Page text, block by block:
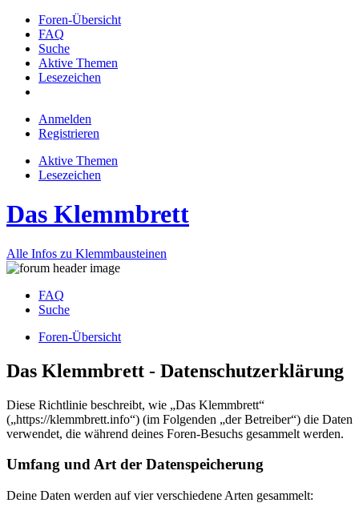
Foren-Übersicht
FAQ
Suche
Aktive Themen
Lesezeichen
Anmelden
Registrieren
Aktive Themen
Lesezeichen
Das Klemmbrett
Alle Infos zu Klemmbausteinen
FAQ
Suche
Foren-Übersicht
Das Klemmbrett - Datenschutzerklärung
Diese Richtlinie beschreibt, wie „Das Klemmbrett“
(„https://klemmbrett.info“) (im Folgenden „der Betreiber“) die Daten
verwendet, die während deines Foren-Besuchs gesammelt werden.
Umfang und Art der Datenspeicherung
Deine Daten werden auf vier verschiedene Arten gesammelt: